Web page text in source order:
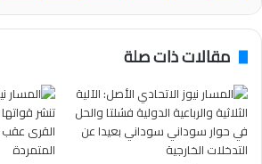
مقالات ذات صلة